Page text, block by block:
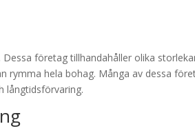
företag tillhandahåller olika
rymma hela bohag. Många av dessa
långtidsförvaring.